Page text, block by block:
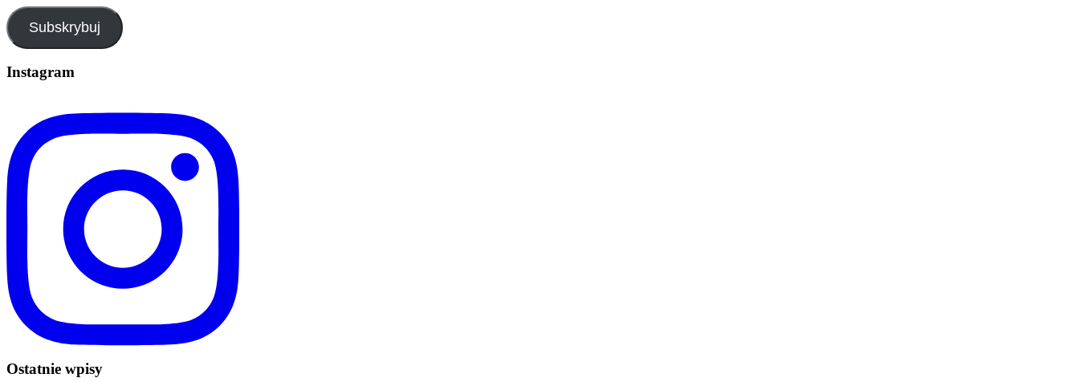
Subskrybuj
Instagram
Ostatnie wpisy